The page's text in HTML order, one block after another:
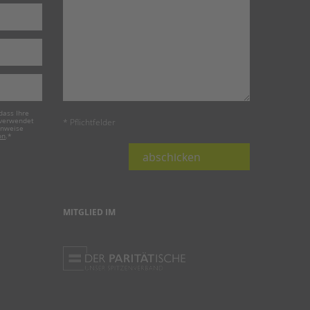
Ihre
. *
* Pflichtfelder
abschicken
MITGLIED IM